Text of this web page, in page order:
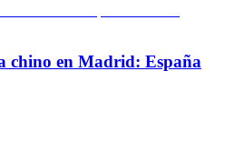
chino en Madrid: España